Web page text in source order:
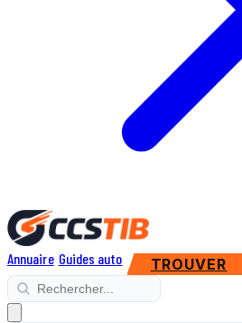
Annuaire Guides auto TROUVER